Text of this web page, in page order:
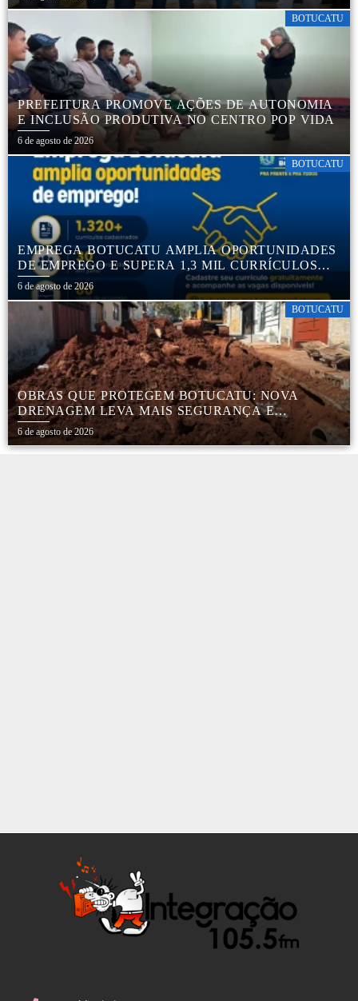
BOTUCATU
PREFEITURA PROMOVE AÇÕES DE AUTONOMIA
E INCLUSÃO PRODUTIVA NO CENTRO POP VIDA
6 de agosto de 2026
BOTUCATU
EMPREGA BOTUCATU AMPLIA OPORTUNIDADES
DE EMPREGO E SUPERA 1,3 MIL CURRÍCULOS
CADASTRADOS
6 de agosto de 2026
BOTUCATU
OBRAS QUE PROTEGEM BOTUCATU: NOVA
DRENAGEM LEVA MAIS SEGURANÇA E
TRANQUILIDADE AOS MORADORES DA COHAB
5
6 de agosto de 2026